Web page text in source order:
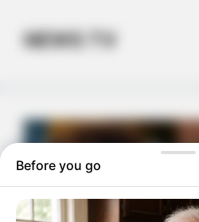
contentNEWS TV
Before you go